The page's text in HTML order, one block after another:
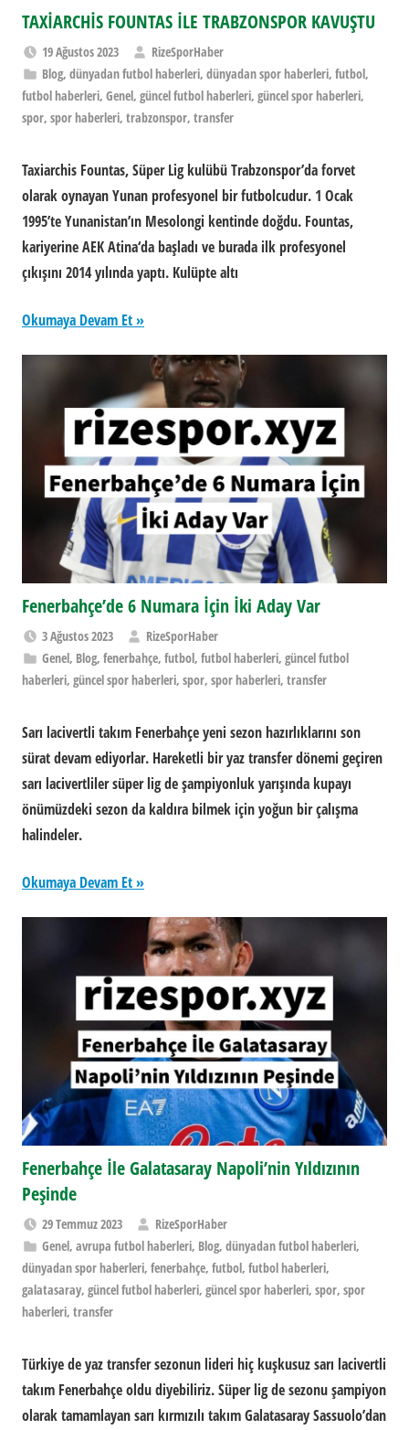
TAXİARCHİS FOUNTAS İLE TRABZONSPOR KAVUŞTU
19 Ağustos 2023
RizeSporHaber
Blog,dünyadan futbol haberleri,dünyadan spor haberleri,futbol,
futbol haberleri, Genel, güncel futbol haberleri, güncel spor haberleri,
spor, spor haberleri, trabzonspor, transfer
Taxiarchis Fountas, Süper Lig kulübü Trabzonspor’da forvet
olarak oynayan Yunan profesyonel bir futbolcudur. 1 Ocak
1995’te Yunanistan’ın Mesolongi kentinde doğdu. Fountas,
kariyerine AEK Atina‘da başladı ve burada ilk profesyonel
çıkışını 2014 yılında yaptı. Kulüpte altı
Okumaya Devam Et
Fenerbahçe’de 6 Numara İçin İki Aday Var
3 Ağustos 2023
RizeSporHaber
Genel, Blog,fenerbahçe,futbol,futbol haberleri,güncel futbol
haberleri, güncel spor haberleri, spor, spor haberleri, transfer
Sarı lacivertli takım Fenerbahçe yeni sezon hazırlıklarını son
sürat devam ediyorlar. Hareketli bir yaz transfer dönemi geçiren
sarı lacivertliler süper lig de şampiyonluk yarışında kupayı
önümüzdeki sezon da kaldıra bilmek için yoğun bir çalışma
halindeler.
Okumaya Devam Et
Fenerbahçe İle Galatasaray Napoli’nin Yıldızının
Peşinde
29 Temmuz 2023
RizeSporHaber
Genel,avrupa futbol haberleri, Blog,dünyadan futbol haberleri,
dünyadan spor haberleri, fenerbahçe, futbol, futbol haberleri,
galatasaray, güncel futbol haberleri, güncel spor haberleri, spor, spor
haberleri, transfer
Türkiye de yaz transfer sezonun lideri hiç kuşkusuz sarı lacivertli
takım Fenerbahçe oldu diyebiliriz. Süper lig de sezonu şampiyon
olarak tamamlayan sarı kırmızılı takım Galatasaray Sassuolo’dan